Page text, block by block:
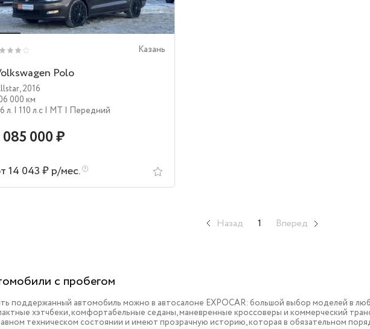
Казань
Polo
,2016
000 км
л.| 110 л.c | MT | Передний
085 000 ₽
14 043 ₽ р/мес.
Назад 1 Вперед
с пробегом
поддержанный автомобиль можно в автосалоне EXPOCAR: большой выбор моделей в
хэтчбеки, комфортабельные седаны, маневренные кроссоверы и коммерческий
техническом состоянии и имеют прозрачную историю, которая в обязательном